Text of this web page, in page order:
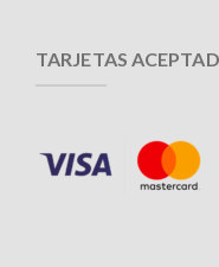
TARJETAS